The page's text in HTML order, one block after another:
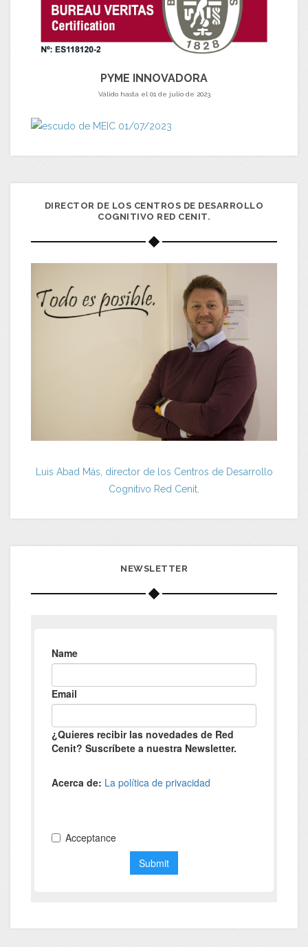
PYME INNOVADORA
Válido hasta el 01 de julio de 2023
DIRECTOR DE LOS CENTROS DE DESARROLLO
COGNITIVO RED CENIT.
Luis Abad Más, director de los Centros de Desarrollo
Cognitivo Red Cenit.
NEWSLETTER